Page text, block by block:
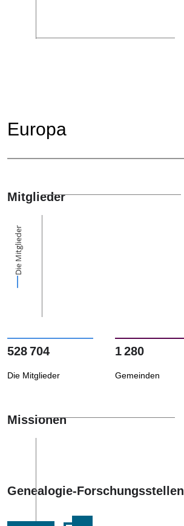
Europa
Mitglieder
Die Mitglieder
528 704
Die Mitglieder
1 280
Gemeinden
Missionen
Genealogie-Forschungsstellen